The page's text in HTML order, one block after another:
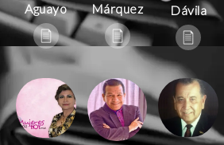
Aguayo
Márquez
Dávila